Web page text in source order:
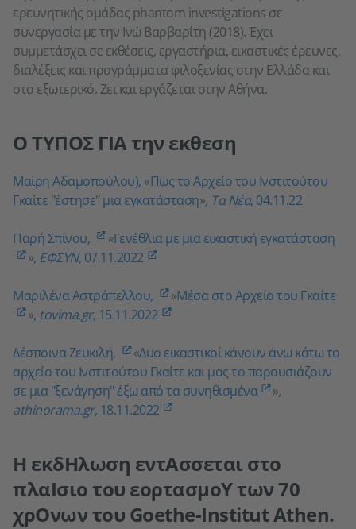
ερευνητικής ομάδας phantom investigations σε
συνεργασία με την Ινώ Βαρβαρίτη (2018). Έχει
συμμετάσχει σε εκθέσεις, εργαστήρια, εικαστικές έρευνες,
διαλέξεις και προγράμματα φιλοξενίας στην Ελλάδα και
στο εξωτερικό. Ζει και εργάζεται στην Αθήνα.
Ο ΤΥΠΟΣ ΓΙΑ την εκθεση
Μαίρη Αδαμοπούλου), «Πώς το Αρχείο του Ινστιτούτου
Γκαίτε "έστησε" μια εγκατάσταση», Τα Νέα, 04.11.22
Παρή Σπίνου, «Γενέθλια με μια εικαστική εγκατάσταση
», ΕΦΣΥΝ, 07.11.2022
Μαριλένα Αστράπελλου, «Μέσα στο Αρχείο του Γκαίτε
», tovima.gr, 15.11.2022
Δέσποινα Ζευκιλή, «Δυο εικαστικοί κάνουν άνω κάτω το
αρχείο του Ινστιτούτου Γκαίτε και μας το παρουσιάζουν
σε μια "ξενάγηση" έξω από τα συνηθισμένα
»,
athinorama.gr, 18.11.2022
Η εκδΗλωση εντΑσσεται στο
πλαΙσιο του εορτασμοΥ των 70
χρΟνων του Goethe-Institut Athen.